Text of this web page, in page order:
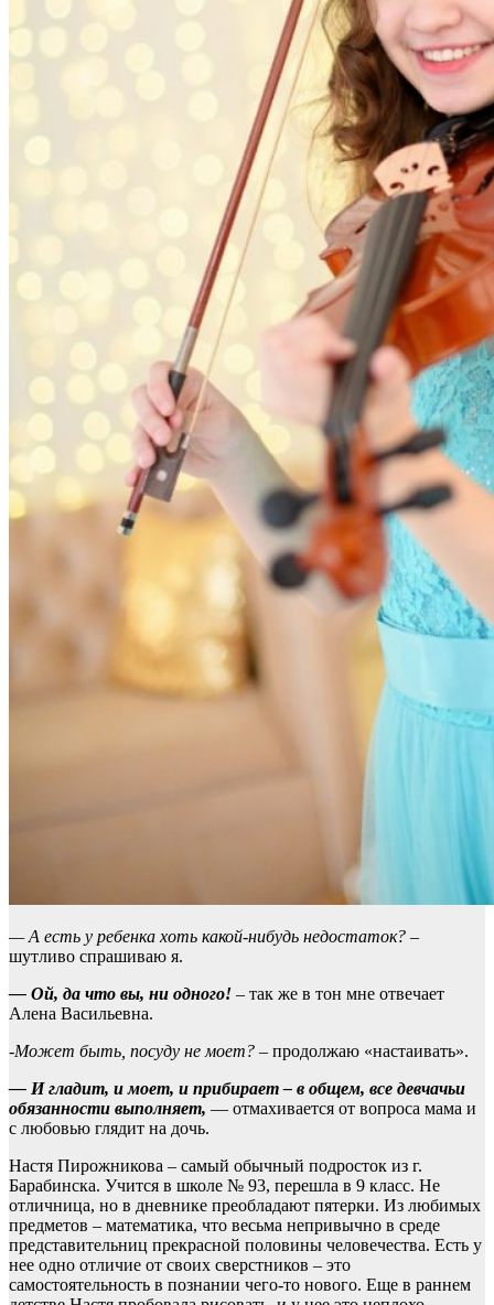
— А есть у ребенка хоть какой-нибудь недостаток? –
шутливо спрашиваю я.
— Ой, да что вы, ни одного! – так же в тон мне отвечает
Алена Васильевна.
-Может быть, посуду не моет? – продолжаю «настаивать».
— И гладит, и моет, и прибирает – в общем, все девчачьи
обязанности выполняет, — отмахивается от вопроса мама и
с любовью глядит на дочь.
Настя Пирожникова – самый обычный подросток из г.
Барабинска. Учится в школе № 93, перешла в 9 класс. Не
отличница, но в дневнике преобладают пятерки. Из любимых
предметов – математика, что весьма непривычно в среде
представительниц прекрасной половины человечества. Есть у
нее одно отличие от своих сверстников – это
самостоятельность в познании чего-то нового. Еще в раннем